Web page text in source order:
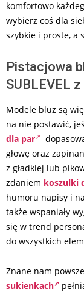
komfortowo
wybierz coś dla
szybkie i proste, a
Pistacjowa
SUBLEVEL
Modele bluz są
na nie postawić,
dla par
głowę oraz
z gładkiej lub
zdaniem koszulki
humoru napisy i
także wspaniały
się w trend
do wszystkich
Znane nam
sukienkach